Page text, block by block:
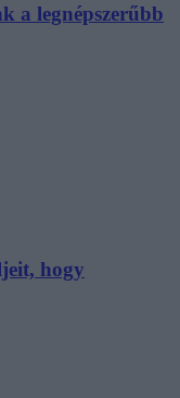
a legnépszerűbb
hogy